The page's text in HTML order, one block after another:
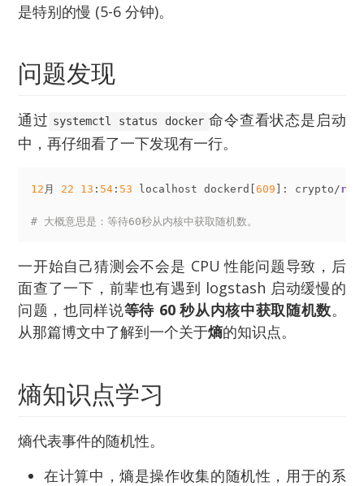
是特别的慢 (5-6 分钟)。
问题发现
通过 systemctl status docker 命令查看状态是启动
中，再仔细看了一下发现有一行。
12 月 22 13 : 54 : 53 localhost dockerd[ 609 ]: crypto/
# 大概意思是：等待60秒从内核中获取随机数。
一开始自己猜测会不会是 CPU 性能问题导致，后
面查了一下，前辈也有遇到 logstash 启动缓慢的
问题，也同样说等待 60 秒从内核中获取随机数。
从那篇博文中了解到一个关于熵的知识点。
熵知识点学习
熵代表事件的随机性。
在计算中，熵是操作收集的随机性，用于的系